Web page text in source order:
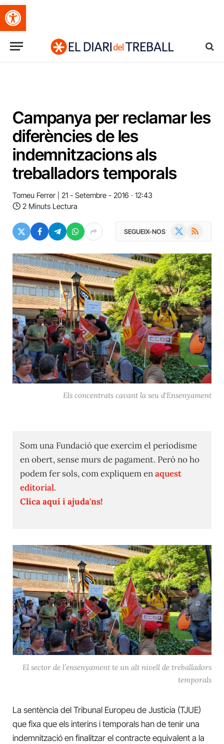
Obre la barra d'eines
Campanya per reclamar les
diferències de les
indemnitzacions als
treballadors temporals
Tomeu Ferrer
21 - Setembre - 2016 · 12:43
2 Minuts Lectura
SEGUEIX-NOS RSS
Els concentrats cavant la seu d'Ensenyament
Som una Fundació que exercim el periodisme
en obert, sense murs de pagament. Però no ho
podem fer sols, com expliquem enaquest
editorial.
Clica aquí i ajuda'ns!
El sector de l’ensenyament te un alt nivell de treballadors
temporals
La sentència del Tribunal Europeu de Justícia (TJUE)
que fixa que els interins i temporals han de tenir una
indemnització en finalitzar el contracte equivalent a la